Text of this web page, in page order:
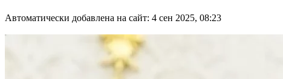
Автоматически добавлена на сайт: 4 сен 2025, 08:23